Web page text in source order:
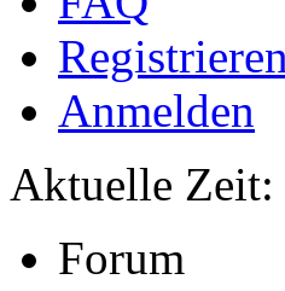
Registrieren
Anmelden
Aktuelle Zeit:
Forum